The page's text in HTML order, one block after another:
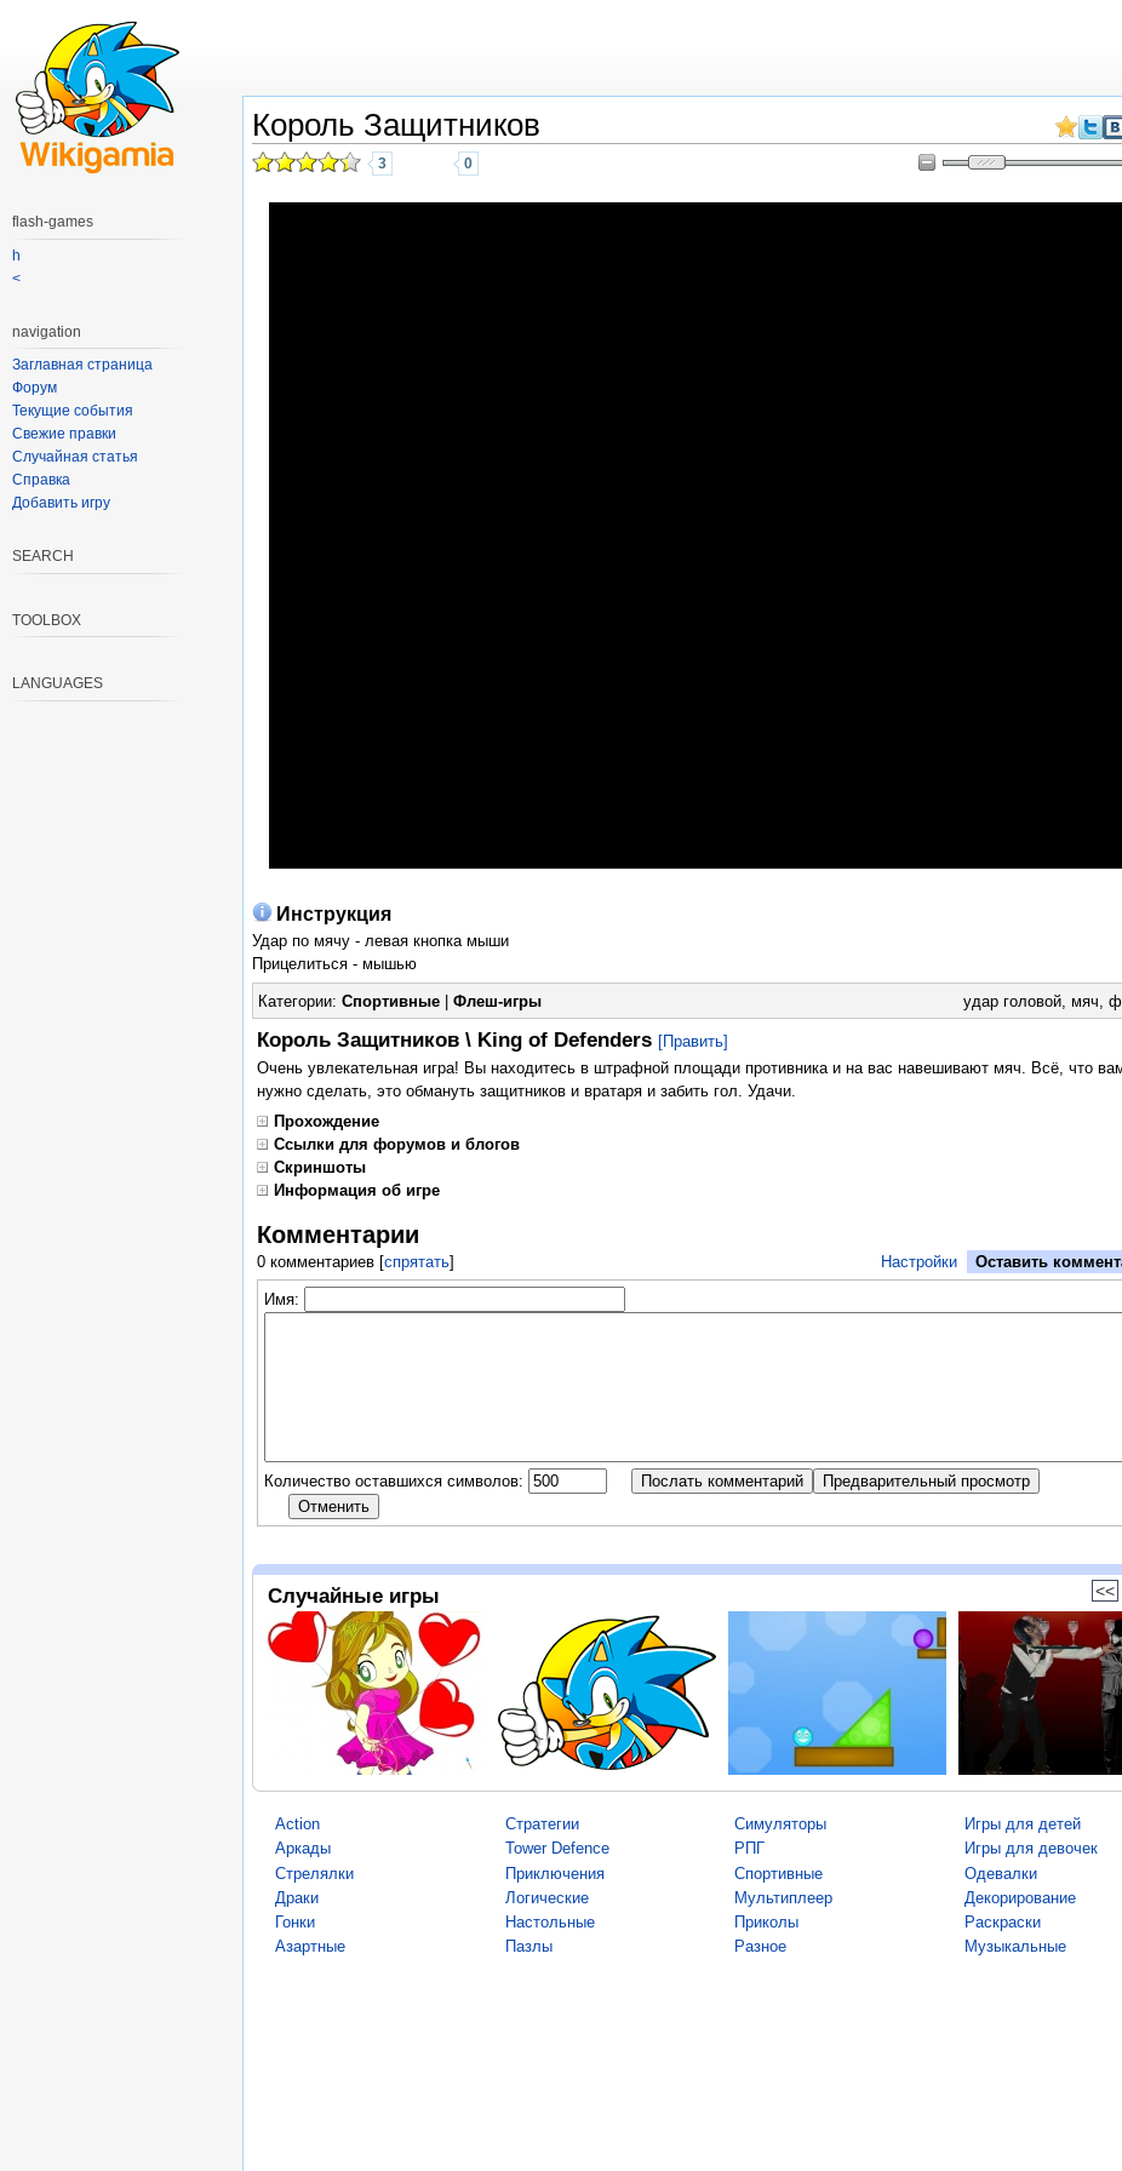
Король Защитников
3 0
Инструкция
Удар по мячу - левая кнопка мыши
Прицелиться - мышью
Категории: Спортивные| Флеш-игры удар головой, мяч,
Король Защитников \ King of Defenders [Править]
Очень увлекательная игра! Вы находитесь в штрафной площади противника и на вас навешивают мяч. Всё, что
нужно сделать, это обмануть защитников и вратаря и забить гол. Удачи.
Прохождение
Ссылки для форумов и блогов
Скриншоты
Информация об игре
Комментарии
0 комментариев[спрятать] Оставить
Настройки
Имя:
Количество оставшихся символов:
Случайные игры <<
Action
Аркады
Стрелялки
Драки
Гонки
Азартные
Стратегии
Tower Defence
Приключения
Логические
Настольные
Пазлы
Симуляторы
РПГ
Спортивные
Мультиплеер
Приколы
Разное
Игры для детей
Игры для девочек
Одевалки
Декорирование
Раскраски
Музыкальные
flash-games
h
<
navigation
Заглавная страница
Форум
Текущие события
Свежие правки
Случайная статья
Справка
Добавить игру
SEARCH
TOOLBOX
LANGUAGES